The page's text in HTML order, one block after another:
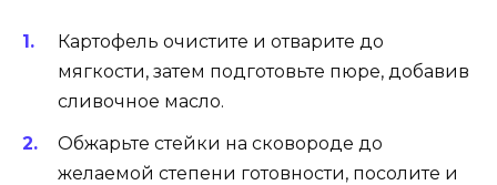
Картофель очистите и отварите до
мягкости, затем подготовьте пюре, добавив
сливочное масло.
Обжарьте стейки на сковороде до
желаемой степени готовности, посолите и